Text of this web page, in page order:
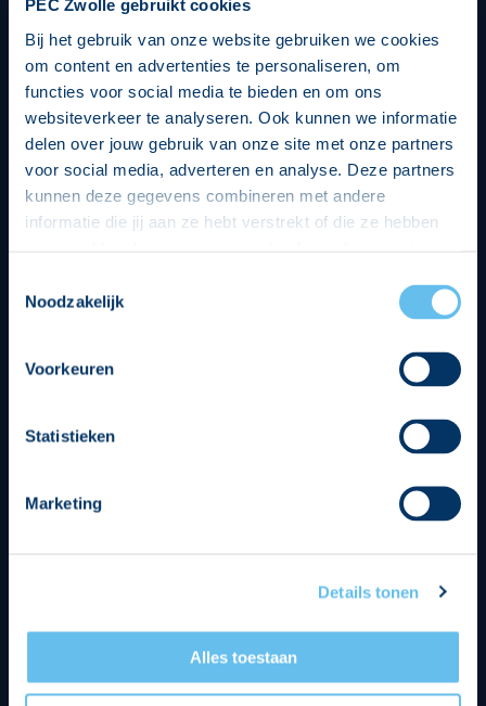
PEC Zwolle gebruikt cookies
Bij het gebruik van onze website gebruiken we cookies
om content en advertenties te personaliseren, om
functies voor social media te bieden en om ons
websiteverkeer te analyseren. Ook kunnen we informatie
delen over jouw gebruik van onze site met onze partners
voor social media, adverteren en analyse. Deze partners
kunnen deze gegevens combineren met andere
informatie die jij aan ze hebt verstrekt of die ze hebben
op een veilige en integere wijze. Je kunt je toestemming
beheren op de privacy- en cookieverklaring pagina.
Noodzakelijk
Voorkeuren
Statistieken
Marketing
Details tonen
Alles toestaan